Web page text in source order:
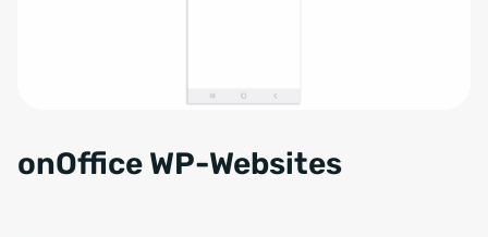
onOffice WP-Websites